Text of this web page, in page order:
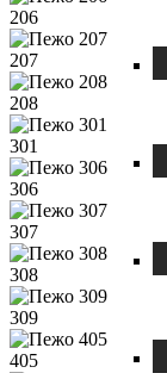
206
207
208
301
306
307
308
309
405